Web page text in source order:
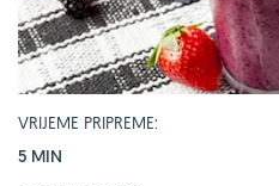
VRIJEME PRIPREME:
5 MIN